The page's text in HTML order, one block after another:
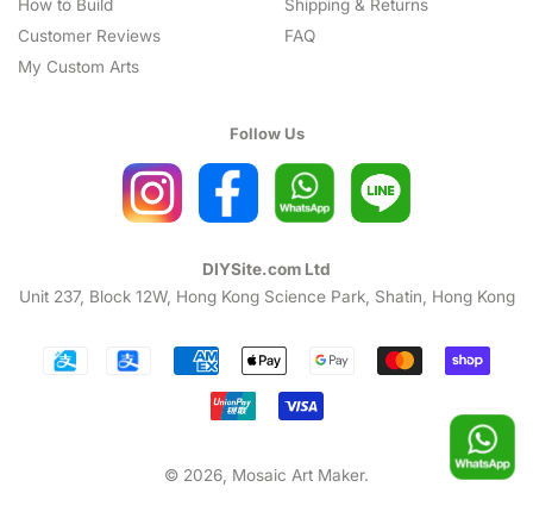
How to Build
Customer Reviews
My Custom Arts
Shipping & Returns
FAQ
Follow Us
DIYSite.com Ltd
Unit 237, Block 12W, Hong Kong Science Park, Shatin, Hong Kong
Payment
icons
© 2026, Mosaic Art Maker.